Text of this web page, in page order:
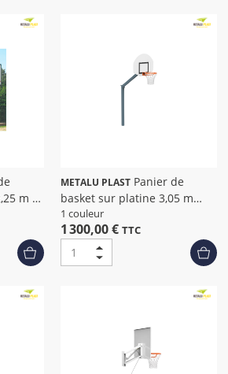
m a
METALU PLASTPanier de
basket sur platine 3,05 m
déport 1,20 m
1 couleur
1 300,00 € TTC